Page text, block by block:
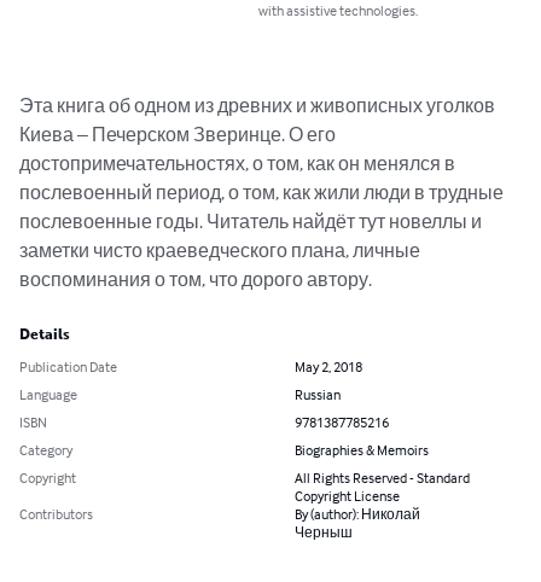
with assistive technologies.
Эта книга об одном из древних и живописных уголков
Киева – Печерском Зверинце. О его
достопримечательностях, о том, как он менялся в
послевоенный период, о том, как жили люди в трудные
послевоенные годы. Читатель найдёт тут новеллы и
заметки чисто краеведческого плана, личные
воспоминания о том, что дорого автору.
Details
Publication Date
May 2, 2018
Language
Russian
ISBN
9781387785216
Category
Biographies & Memoirs
Copyright
All Rights Reserved - Standard
Copyright License
Contributors
By (author): Николай
Черныш